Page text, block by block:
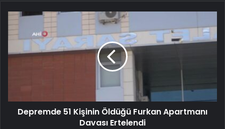
Depremde 51 Kişinin Öldüğü Furkan Apartmanı
Davası Ertelendi